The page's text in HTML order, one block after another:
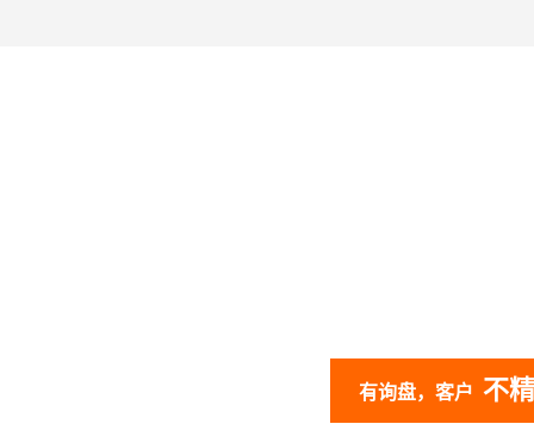
有询盘，客户 不